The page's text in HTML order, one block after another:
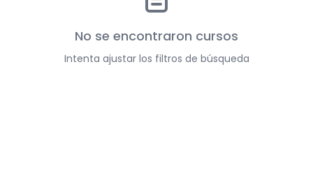
No se encontraron cursos
Intenta ajustar los filtros de búsqueda